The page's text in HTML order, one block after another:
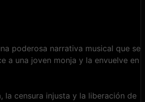
poderosa narrativa musical que se
a una joven monja y la envuelve en
la censura injusta y la liberación de